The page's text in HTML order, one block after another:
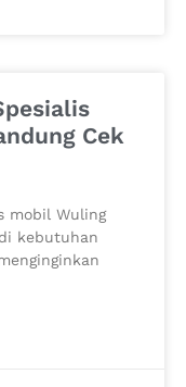
Cek
mobil Wuling
kebutuhan